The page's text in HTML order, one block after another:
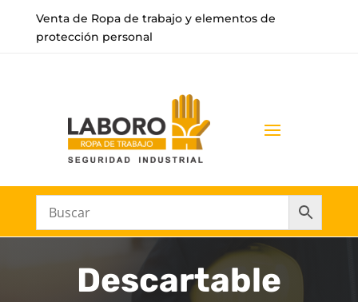
Venta de Ropa de trabajo y elementos de
protección personal
Descartable